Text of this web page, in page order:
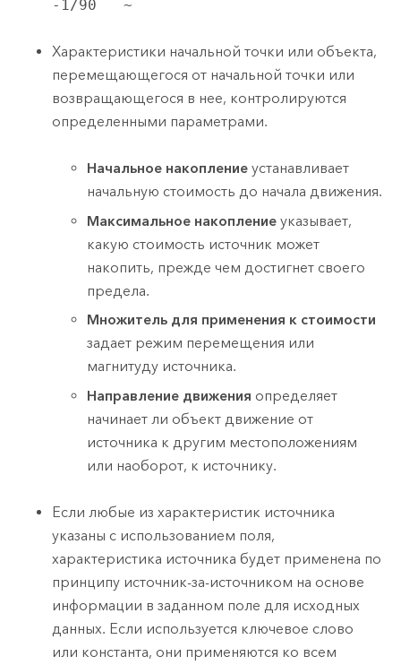
-1/90   ~
Характеристики начальной точки или объекта,
перемещающегося от начальной точки или
возвращающегося в нее, контролируются
определенными параметрами.
Начальное накопление устанавливает
начальную стоимость до начала движения.
Максимальное накопление указывает,
какую стоимость источник может
накопить, прежде чем достигнет своего
предела.
Множитель для применения к стоимости
задает режим перемещения или
магнитуду источника.
Направление движения определяет
начинает ли объект движение от
источника к другим местоположениям
или наоборот, к источнику.
Если любые из характеристик источника
указаны с использованием поля,
характеристика источника будет применена по
принципу источник-за-источником на основе
информации в заданном поле для исходных
данных. Если используется ключевое слово
или константа, они применяются ко всем